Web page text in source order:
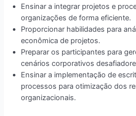
Ensinar a integrar projetos e
organizações de forma eficiente.
Proporcionar habilidades para
econômica de projetos.
Preparar os participantes para
cenários corporativos
Ensinar a implementação de
processos para otimização dos
organizacionais.